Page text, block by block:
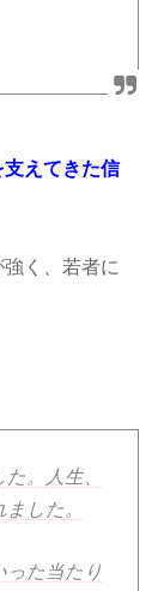
支えてきた信
く、若者に
。人生、
した。
った当たり